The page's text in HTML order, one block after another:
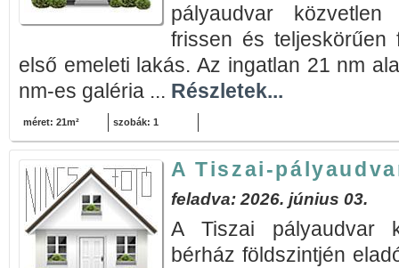
pályaudvar
frissen és teljeskörűen
első emeleti lakás. Az ingatlan 21 nm
nm-es galéria ... Részletek...
méret: 21m² szobák: 1
A Tiszai-
feladva: 2026. június 03.
A Tiszai pályaudvar
bérház földszintjén